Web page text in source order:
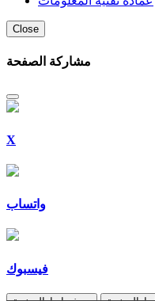
Close
مشاركة الصفحة
X
واتساب
فيسبوك